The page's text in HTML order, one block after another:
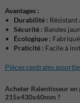
Avantages :
Durabilité : Résistant
Sécurité : Bandes
Écologique :
Praticité : Facile à
Pièces centrales
Acheter Ralentisseur
215x430x60mm ?